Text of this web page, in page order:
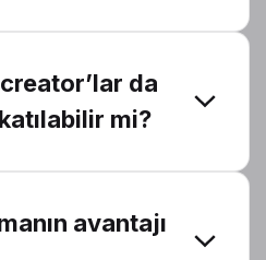
da
mi?
avantajı